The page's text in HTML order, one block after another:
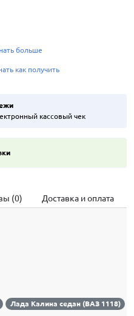
больше
как получить
кассовый чек
(0) Доставка и оплата
Лада Калина седан (ВАЗ 1118)